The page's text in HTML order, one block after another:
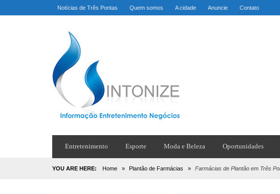
Notícias de Três Pontas Quem somos A cidade Anuncie Contato
Entretenimento Esporte Moda e Beleza Oportunidades
YOU ARE HERE: Home » Plantão de Farmácias » Farmácias de Plantão em Três